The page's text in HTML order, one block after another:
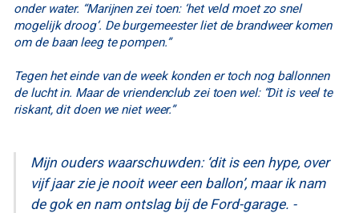
onder water. “Marijnen zei toen: ‘het veld moet zo snel
mogelijk droog’. De burgemeester liet de brandweer komen
om de baan leeg te pompen.”
Tegen het einde van de week konden er toch nog ballonnen
de lucht in. Maar de vriendenclub zei toen wel: “Dit is veel te
riskant, dit doen we niet weer.”
Mijn ouders waarschuwden: ‘dit is een hype, over
vijf jaar zie je nooit weer een ballon’, maar ik nam
de gok en nam ontslag bij de Ford-garage. -